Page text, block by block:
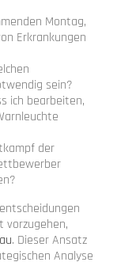
Montag,
Erkrankungen
sein?
ich bearbeiten,
der
. Dieser Ansatz
Analyse